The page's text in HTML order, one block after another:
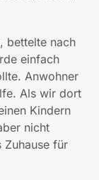
bettelte nach
einfach
Anwohner
Als wir dort
Kindern
nicht
Zuhause für